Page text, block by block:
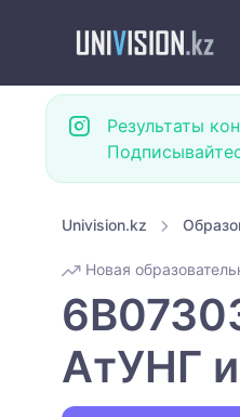
Результаты
Univision.kz
Новая
АтУНГ